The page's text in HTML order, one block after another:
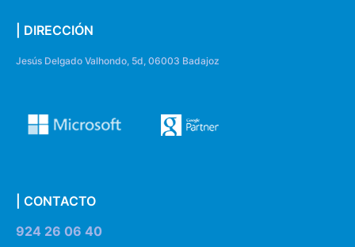
| DIRECCIÓN
Jesús Delgado Valhondo, 5d, 06003 Badajoz
| CONTACTO
924 26 06 40